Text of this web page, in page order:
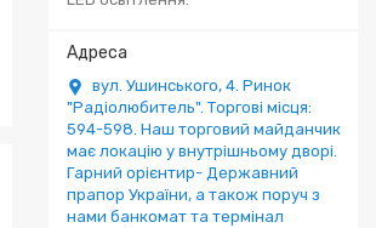
вул. Ушинського, 4. Ринок
"Радіолюбитель". Торгові місця:
594-598. Наш торговий майданчик
має локацію у внутрішньому дворі.
Гарний орієнтир- Державний
прапор України, а також поруч з
нами банкомат та термінал